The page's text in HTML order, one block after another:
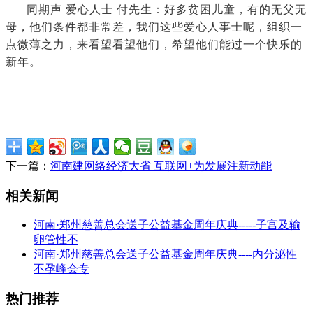
同期声 爱心人士 付先生：好多贫困儿童，有的无父无
母，他们条件都非常差，我们这些爱心人事士呢，组织一
点微薄之力，来看望看望他们，希望他们能过一个快乐的
新年。
下一篇： 河南建网络经济大省 互联网+为发展注新动能
相关新闻
河南·郑州慈善总会送子公益基金周年庆典-----子宫及输
卵管性不
河南·郑州慈善总会送子公益基金周年庆典----内分泌性
不孕峰会专
热门推荐